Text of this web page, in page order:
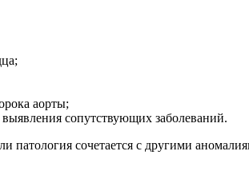
аорты;
сопутствующих заболеваний.
сочетается с другими